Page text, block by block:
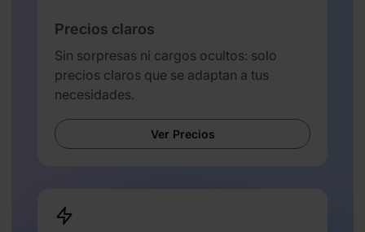
Precios claros
Sin sorpresas ni cargos ocultos: solo
precios claros que se adaptan a tus
necesidades.
Ver Precios